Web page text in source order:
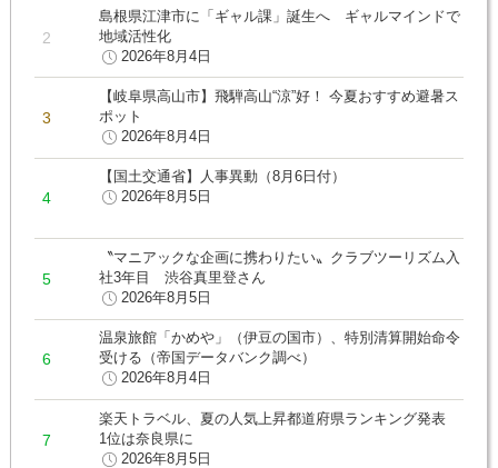
島根県江津市に「ギャル課」誕生へ ギャルマインドで
地域活性化
2026年8月4日
【岐阜県高山市】飛騨高山“涼”好！ 今夏おすすめ避暑ス
ポット
2026年8月4日
【国土交通省】人事異動（8月6日付）
2026年8月5日
〝マニアックな企画に携わりたい〟クラブツーリズム入
社3年目 渋谷真里登さん
2026年8月5日
温泉旅館「かめや」（伊豆の国市）、特別清算開始命令
受ける（帝国データバンク調べ）
2026年8月4日
楽天トラベル、夏の人気上昇都道府県ランキング発表
1位は奈良県に
2026年8月5日